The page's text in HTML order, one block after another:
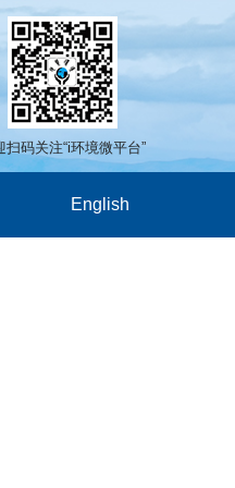
扫码关注“i环境微平台”
English